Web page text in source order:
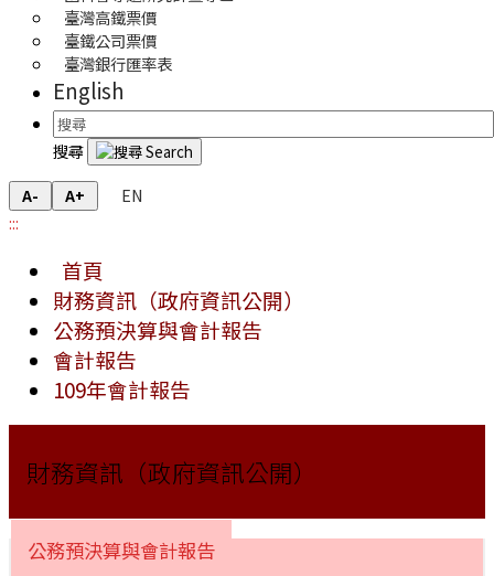
臺灣高鐵票價
臺鐵公司票價
臺灣銀行匯率表
English
搜尋
A- A+
EN
:::
首頁
財務資訊（政府資訊公開）
公務預決算與會計報告
會計報告
109年會計報告
財務資訊（政府資訊公開）
公務預決算與會計報告